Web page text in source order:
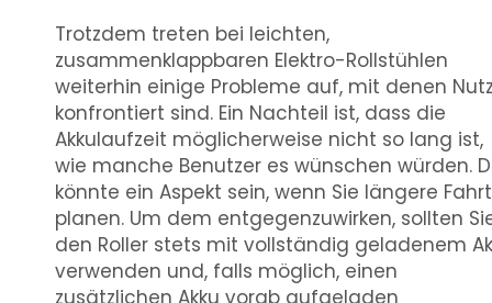
Trotzdem treten bei leichten,
zusammenklappbaren Elektro-Rollstühlen
weiterhin einige Probleme auf, mit denen
konfrontiert sind. Ein Nachteil ist, dass die
Akkulaufzeit möglicherweise nicht so lang ist,
wie manche Benutzer es wünschen würden.
könnte ein Aspekt sein, wenn Sie längere
planen. Um dem entgegenzuwirken, sollten
den Roller stets mit vollständig geladenem
verwenden und, falls möglich, einen
zusätzlichen Akku vorab aufgeladen